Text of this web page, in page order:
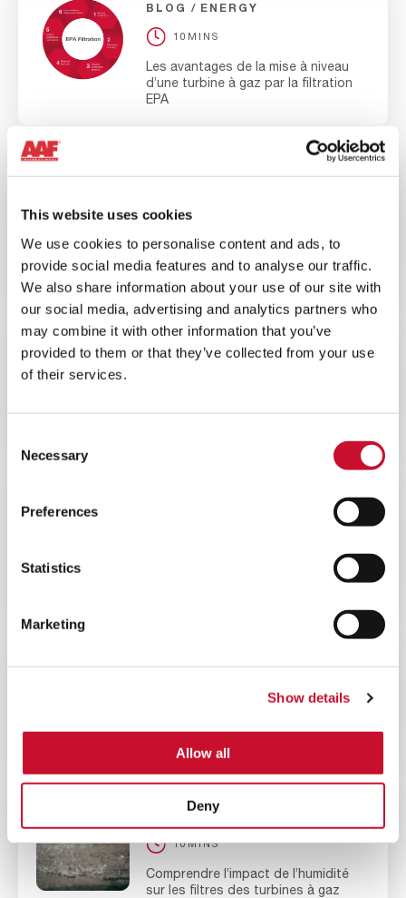
This website uses cookies
We use cookies to personalise content and ads, to
provide social media features and to analyse our traffic.
We also share information about your use of our site with
our social media, advertising and analytics partners who
may combine it with other information that you’ve
provided to them or that they’ve collected from your use
of their services.
Selection
Necessary
Preferences
Statistics
Marketing
Show details
Allow all
Deny
BLOG ENERGY
10MINS
Les avantages de la mise à niveau
d’une turbine à gaz par la filtration
EPA
filtration pour turbines à gaz dans
les environnements à forte teneur en
poussière
BLOG ENERGY
L’importance de la filtration de l’air
L’importance de la filtration de l’air
dans la production d’énergie par
BLOG ENERGY
ENERGY
10MINS
Comprendre l’impact de l’humidité
sur les filtres des turbines à gaz